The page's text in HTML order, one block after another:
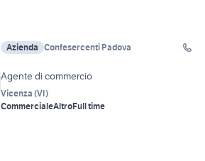
Azienda Confesercenti Padova
Agente di commercio
Vicenza (VI)
CommercialeAltroFull time